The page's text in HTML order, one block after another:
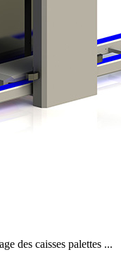
des caisses palettes ...